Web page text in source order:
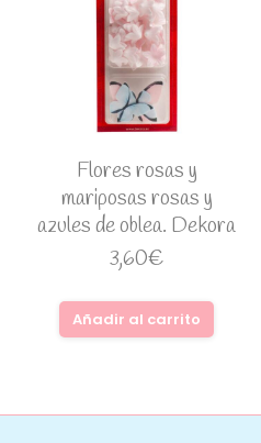
Flores rosas y
mariposas rosas y
azules de oblea. Dekora
3,60€
Añadir al carrito